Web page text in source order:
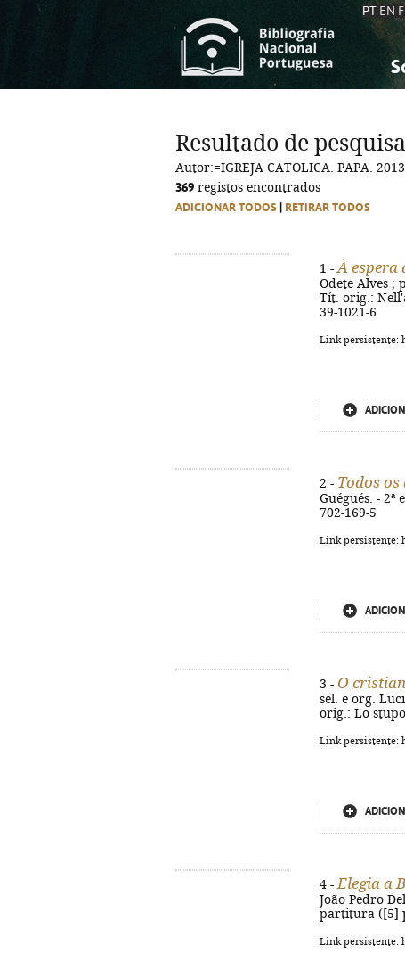
PT EN
Resultado de pesquisa
Autor:=IGREJA CATOLICA. PAPA.
369 registos encontrados
ADICIONAR TODOS RETIRAR TODOS
1 - À espera
Odete Alves ;
Tít. orig.:
39-1021-6
Link persistente:
2 - Todos
Guégués. - 2ª
702-169-5
Link persistente:
3 - O
sel. e org.
orig.: Lo
Link persistente:
4 - Elegia a
João Pedro
partitura ([5]
Link persistente: